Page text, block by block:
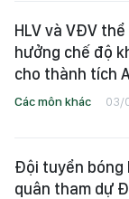
HLV và VĐV
hưởng chế độ
cho thành tích
Các môn khác 03/
Đội tuyển bóng
quân tham dự